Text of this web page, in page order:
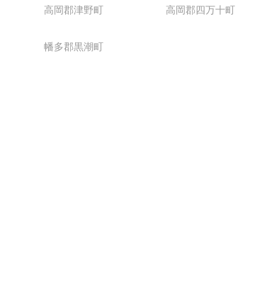
高岡郡津野町 高岡郡四万十町
幡多郡黒潮町